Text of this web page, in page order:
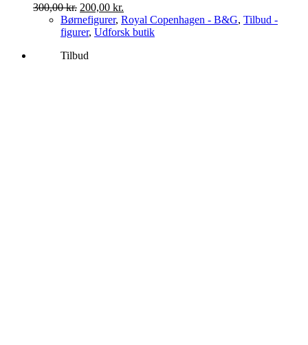
300,00kr. Den
oprindelige
pris
300,00 kr..
200,00 kr.
aktuelle
pris
Børnefigurer, Royal Copenhagen - B&G, Tilbud -
figurer, Udforsk butik
Tilbud